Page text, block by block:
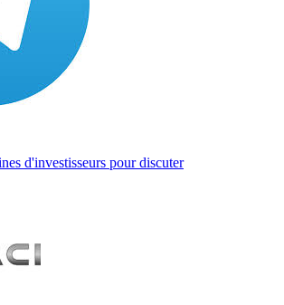
d'investisseurs pour discuter